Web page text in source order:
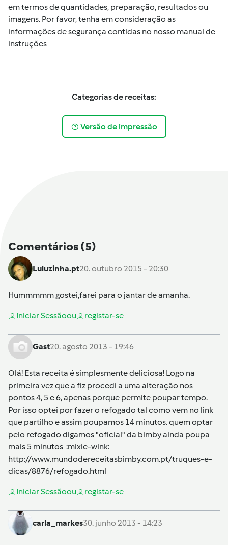
em termos de quantidades, preparação, resultados ou
imagens. Por favor, tenha em consideração as
informações de segurança contidas no nosso manual de
instruções
Categorias de receitas:
Versão de impressão
Comentários(5)
Luluzinha.pt20. outubro 2015 - 20:30
Hummmmm gostei,farei para o jantar de amanha.
Iniciar Sessãoou registar-se
Gast20. agosto 2013 - 19:46
Olá! Esta receita é simplesmente deliciosa! Logo na
primeira vez que a fiz procedi a uma alteração nos
pontos 4, 5 e 6, apenas porque permite poupar tempo.
Por isso optei por fazer o refogado tal como vem no link
que partilho e assim poupamos 14 minutos. quem optar
pelo refogado digamos "oficial" da bimby ainda poupa
mais 5 minutos :mixie-wink:
http://www.mundodereceitasbimby.com.pt/truques-e-
dicas/8876/refogado.html
Iniciar Sessãoou registar-se
carla_markes30. junho 2013 - 14:23